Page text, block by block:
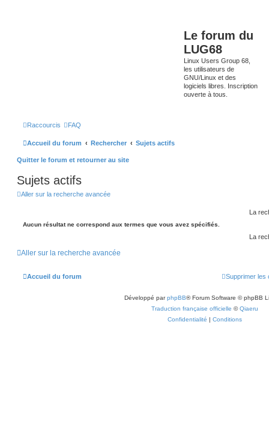
Le forum du
LUG68
Linux Users Group 68,
les utilisateurs de
GNU/Linux et des
logiciels libres. Inscription
ouverte à tous.
Raccourcis FAQ
Accueil du forum Rechercher Sujets actifs
Quitter le forum et retourner au site
Sujets actifs
Aller sur la recherche avancée
La
Aucun résultat ne correspond aux termes que vous avez spécifiés.
La
Aller sur la recherche avancée
Accueil du forum Supprimer les
Développé parphpBB® Forum Software © phpBB
Traduction française officielle ©Qiaeru
Confidentialité | Conditions